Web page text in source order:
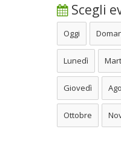
Scegli
Oggi
Lunedì
Giovedì
Ottobre